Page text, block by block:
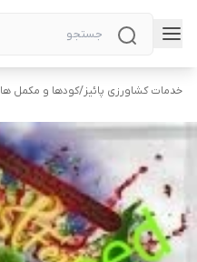
خدمات کشاورزی پائیز/کودها و مکمل ها